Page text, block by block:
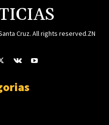
Cruz. All rights reserved.ZN